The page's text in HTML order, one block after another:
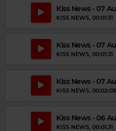
Kiss News - 07
KISS NEWS , 00:01:31
Kiss News - 07
KISS NEWS , 00:01:31
Kiss News - 07
KISS NEWS , 00:02:08
Kiss News - 06
KISS NEWS , 00:01:31